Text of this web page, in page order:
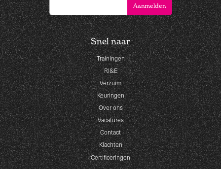
Snel naar
Trainingen
RI&E
Verzuim
Keuringen
Over ons
Vacatures
Contact
Klachten
Certificeringen